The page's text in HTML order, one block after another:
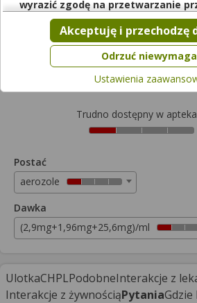
Envil Gardło
aerozol do stosowania w jamie ustnej,
(2,9mg+1,96mg+25,6mg)/ml| 30 ml
lek dostępny bez recepty
Cena zależna od apteki
Trudno dostępny w
Postać
aerozole
Dawka
(2,9mg+1,96mg+25,6mg)/ml
UlotkaCHPLPodobneInterakcje z
Interakcje z żywnościąPytania
wyrazić zgodę na przetwarzanie
partnerów Twoich danych w
Pamiętaj, że wyrażenie zgody jest
zgodę możesz w każdej chwili cofnąć,
zgodę na przetwarzanie Twoich
celach. Jeżeli chcesz dowiedzieć się
dokonać za pomocą „Ustawień
Więcej informacji na temat
Serwisu
Odrzuć
Akceptuję i przechodzę
Ustawienia